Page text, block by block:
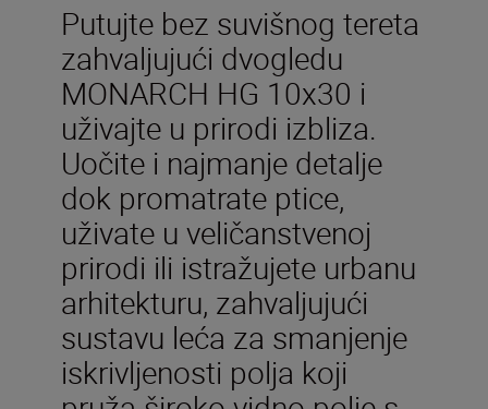
Putujte bez suvišnog tereta
zahvaljujući dvogledu
MONARCH HG 10x30 i
uživajte u prirodi izbliza.
Uočite i najmanje detalje
dok promatrate ptice,
uživate u veličanstvenoj
prirodi ili istražujete urbanu
arhitekturu, zahvaljujući
sustavu leća za smanjenje
iskrivljenosti polja koji